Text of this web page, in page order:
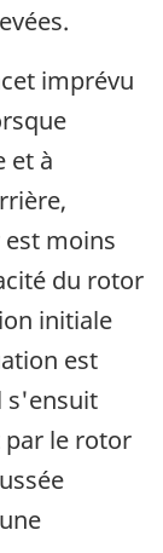
imprévu
et à
moins
du rotor
initiale
est
s'ensuit
le rotor